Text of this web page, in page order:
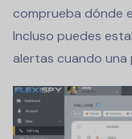
comprueba dónde
Incluso puedes
alertas cuando una